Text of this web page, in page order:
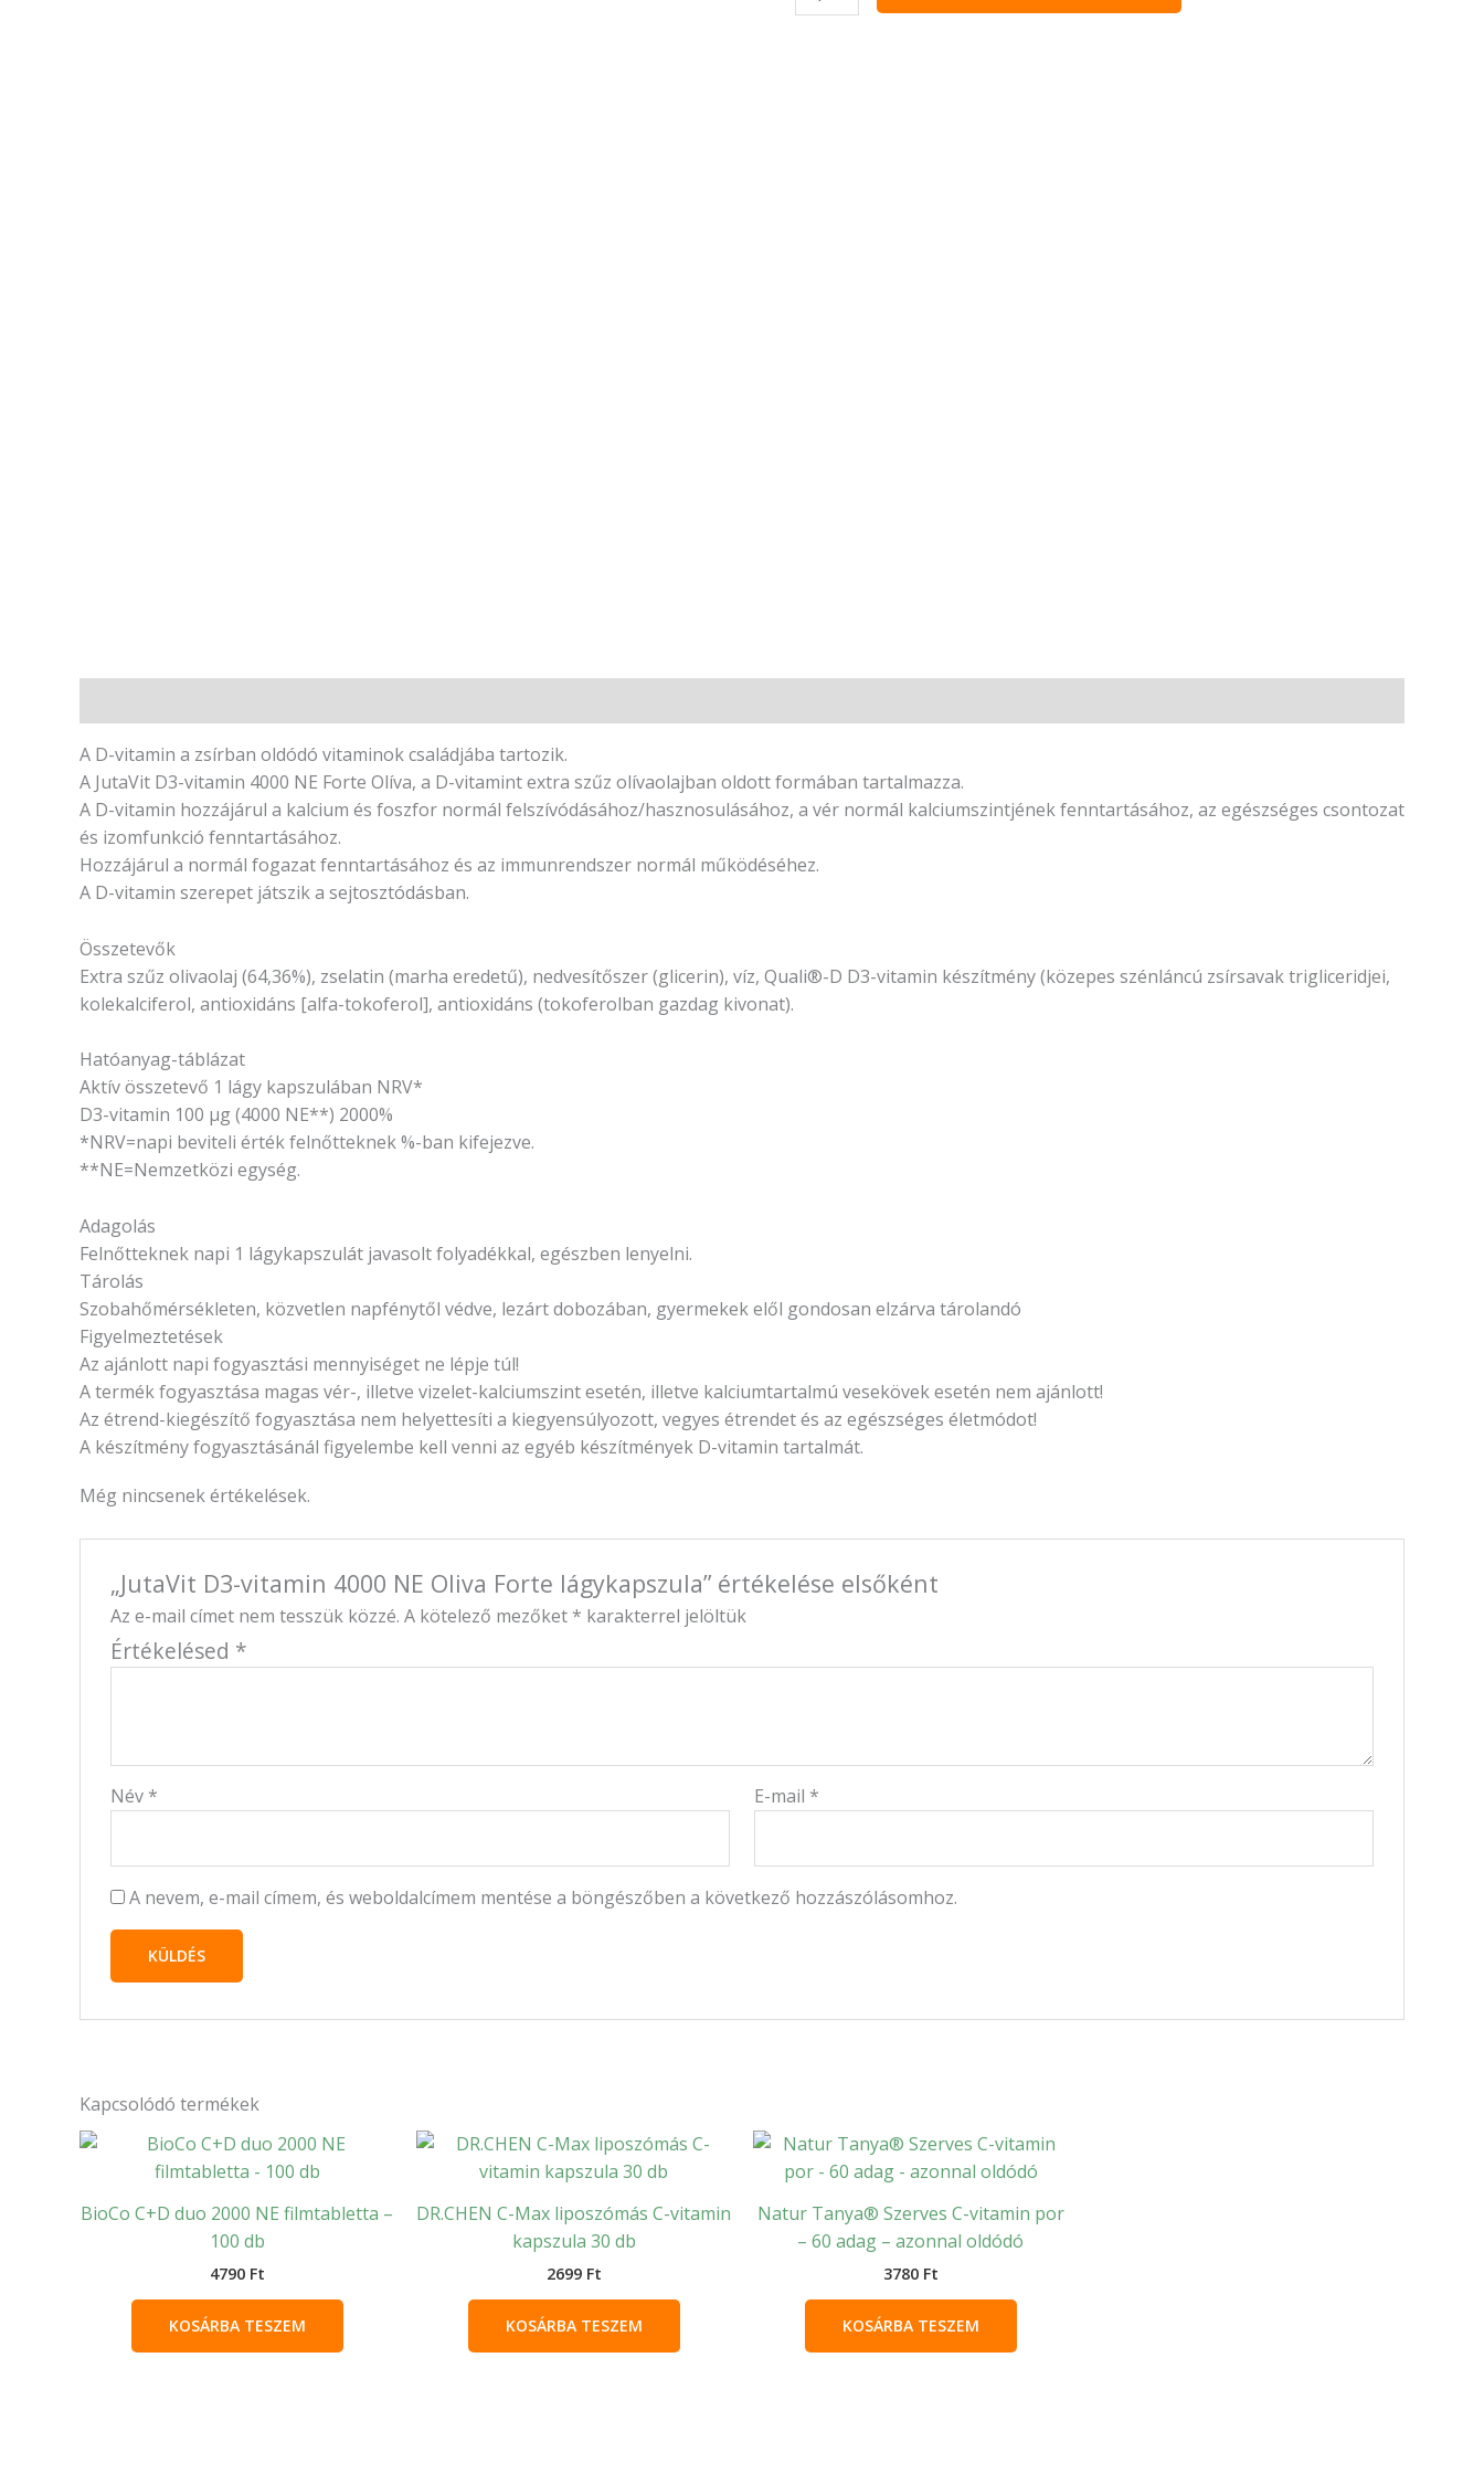
A D-vitamin a zsírban oldódó vitaminok családjába tartozik.
A JutaVit D3-vitamin 4000 NE Forte Olíva, a D-vitamint extra szűz olívaolajban oldott formában tartalmazza.
A D-vitamin hozzájárul a kalcium és foszfor normál felszívódásához/hasznosulásához, a vér normál kalciumszintjének fenntartásához, az egészséges csontozat
és izomfunkció fenntartásához.
Hozzájárul a normál fogazat fenntartásához és az immunrendszer normál működéséhez.
A D-vitamin szerepet játszik a sejtosztódásban.
Összetevők
Extra szűz olivaolaj (64,36%), zselatin (marha eredetű), nedvesítőszer (glicerin), víz, Quali®-D D3-vitamin készítmény (közepes szénláncú zsírsavak trigliceridjei,
kolekalciferol, antioxidáns [alfa-tokoferol], antioxidáns (tokoferolban gazdag kivonat).
Hatóanyag-táblázat
Aktív összetevő 1 lágy kapszulában NRV*
D3-vitamin 100 µg (4000 NE**) 2000%
*NRV=napi beviteli érték felnőtteknek %-ban kifejezve.
**NE=Nemzetközi egység.
Adagolás
Felnőtteknek napi 1 lágykapszulát javasolt folyadékkal, egészben lenyelni.
Tárolás
Szobahőmérsékleten, közvetlen napfénytől védve, lezárt dobozában, gyermekek elől gondosan elzárva tárolandó
Figyelmeztetések
Az ajánlott napi fogyasztási mennyiséget ne lépje túl!
A termék fogyasztása magas vér-, illetve vizelet-kalciumszint esetén, illetve kalciumtartalmú vesekövek esetén nem ajánlott!
Az étrend-kiegészítő fogyasztása nem helyettesíti a kiegyensúlyozott, vegyes étrendet és az egészséges életmódot!
A készítmény fogyasztásánál figyelembe kell venni az egyéb készítmények D-vitamin tartalmát.
Még nincsenek értékelések.
„JutaVit D3-vitamin 4000 NE Oliva Forte lágykapszula” értékelése elsőként
Az e-mail címet nem tesszük közzé. A kötelező mezőket * karakterrel jelöltük
Értékelésed *
Név * E-mail *
A nevem, e-mail címem, és weboldalcímem mentése a böngészőben a következő hozzászólásomhoz.
Kapcsolódó termékek
BioCo C+D duo 2000 NE filmtabletta –
100 db
4790 Ft
KOSÁRBA TESZEM
DR.CHEN C-Max liposzómás C-vitamin
kapszula 30 db
2699 Ft
KOSÁRBA TESZEM
Natur Tanya® Szerves C-vitamin por
– 60 adag – azonnal oldódó
3780 Ft
KOSÁRBA TESZEM